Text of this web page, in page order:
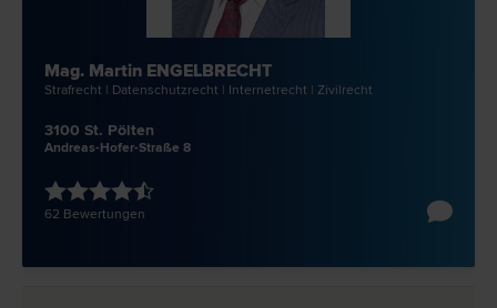
Mag. Martin ENGELBRECHT
Straf­recht | Datenschutz­recht | Internet­recht | Zivil­recht
3100 St. Pölten
Andreas-Hofer-Straße 8
62 Bewertungen